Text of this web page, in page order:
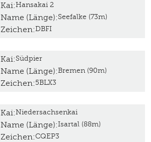
Kai:Hansakai 2
Name (Länge):Seefalke (73m)
Zeichen:DBFI
Kai:Südpier
Name (Länge):Bremen (90m)
Zeichen:5BLX3
Kai:Niedersachsenkai
Name (Länge):Isartal (88m)
Zeichen:CQEP3